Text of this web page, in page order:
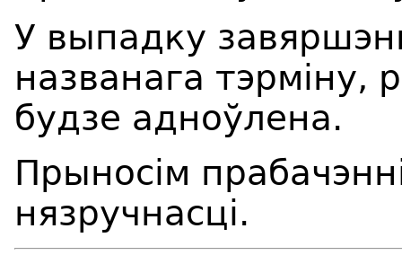
У выпадку
названага тэрміну,
будзе адноўлена.
Прыносім
нязручнасці.